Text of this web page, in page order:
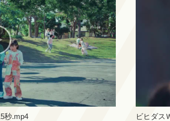
秒.mp4 ビヒダス